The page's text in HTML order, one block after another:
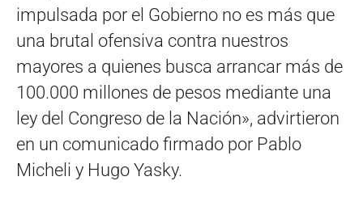
impulsada por el Gobierno no es más que
una brutal ofensiva contra nuestros
mayores a quienes busca arrancar más de
100.000 millones de pesos mediante una
ley del Congreso de la Nación», advirtieron
en un comunicado firmado por Pablo
Micheli y Hugo Yasky.